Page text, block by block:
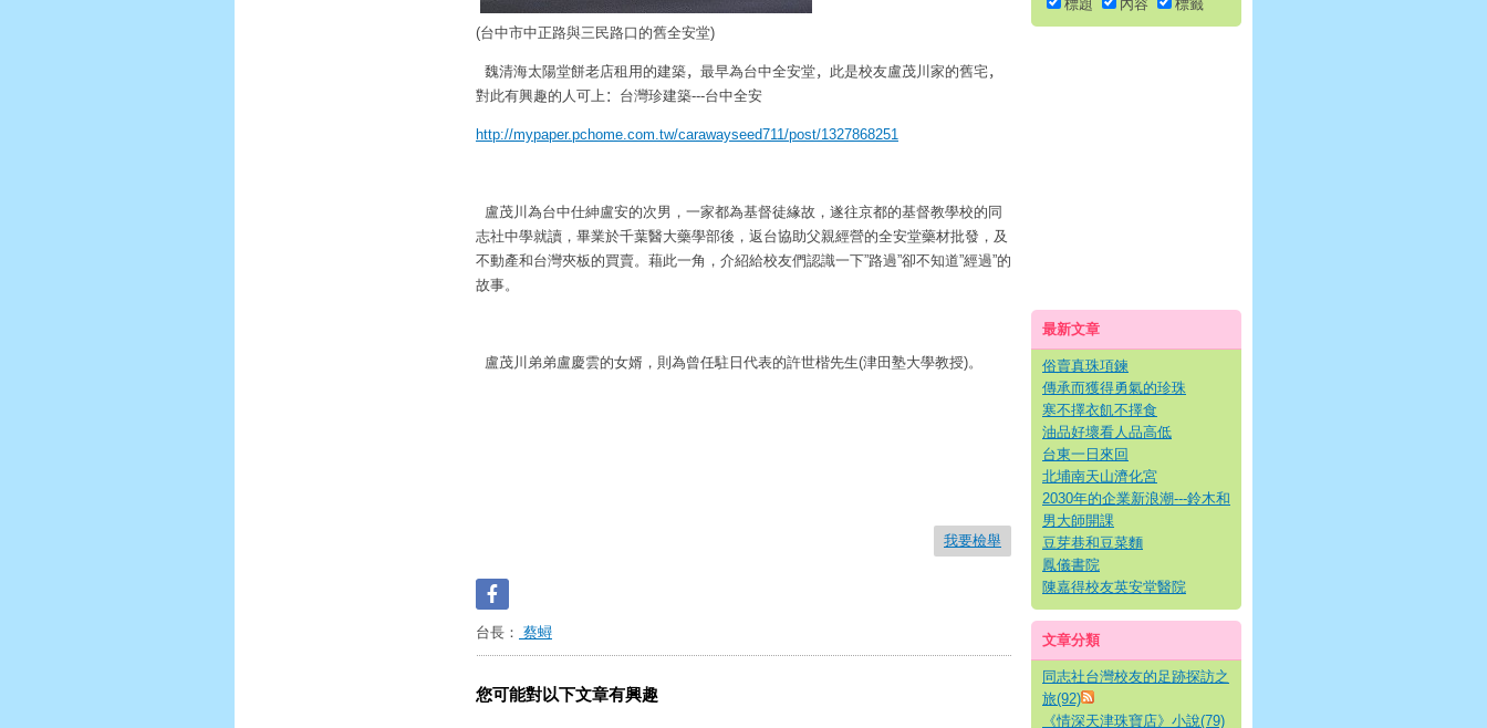
(台中市中正路與三民路口的舊全安堂)
魏清海太陽堂餅老店租用的建築， 最早為台中全安堂， 此是校友盧茂川家的舊宅，
對此有興趣的人可上 ： 台灣珍建築---台中全安
http://mypaper.pchome.com.tw/carawayseed711/post/1327868251
盧茂川為台中仕紳盧安的次男，一家都為基督徒緣故，遂往京都的基督教學校的同
志社中學就讀，畢業於千葉醫大藥學部後，返台協助父親經營的全安堂藥材批發，及
不動產和台灣夾板的買賣。藉此一角，介紹給校友們認識一下”路過”卻不知道”經過”的
故事。
盧茂川弟弟盧慶雲的女婿，則為曾任駐日代表的許世楷先生(津田塾大學教授)。
我要檢舉
台長： 蔡蟳
您可能對以下文章有興趣
標題 內容 標籤
最新文章
俗賣真珠項鍊
傳承而獲得勇氣的珍珠
寒不擇衣飢不擇食
油品好壞看人品高低
台東一日來回
北埔南天山濟化宮
2030年的企業新浪潮---鈴木和
男大師開課
豆芽巷和豆菜麵
鳳儀書院
陳嘉得校友英安堂醫院
文章分類
同志社台灣校友的足跡探訪之
旅(92)
《情深天津珠寶店》小說(79)